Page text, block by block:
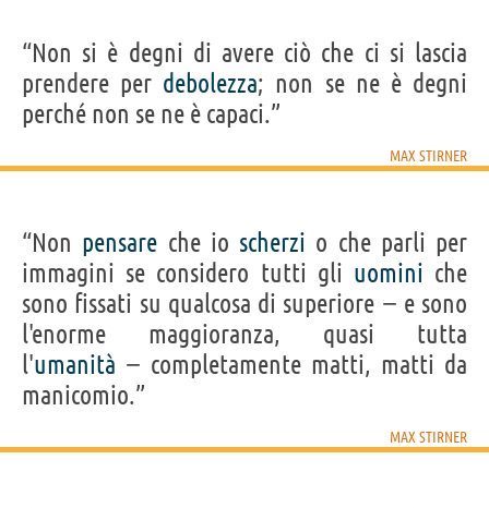
“Non si è degni di avere ciò che ci si lascia
prendere per debolezza; non se ne è degni
perché non se ne è capaci.”
MAX STIRNER
“Non pensare che io scherzi o che parli per
immagini se considero tutti gli uomini che
sono fissati su qualcosa di superiore − e sono
l'enorme maggioranza, quasi tutta
l'umanità − completamente matti, matti da
manicomio.”
MAX STIRNER